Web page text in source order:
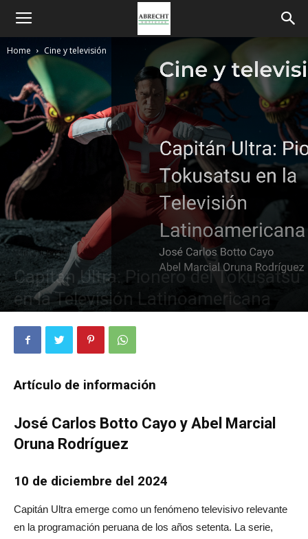
Home Cine y televisión
Cine y televisión
Capitán Ultra: Pionero del Tokusatsu
en la Televisión Latinoamericana
Artículo de información
José Carlos Botto Cayo y Abel Marcial
Oruna Rodríguez
10 de diciembre del 2024
Capitán Ultra emerge como un fenómeno televisivo relevante
en la programación peruana de los años setenta. La serie,